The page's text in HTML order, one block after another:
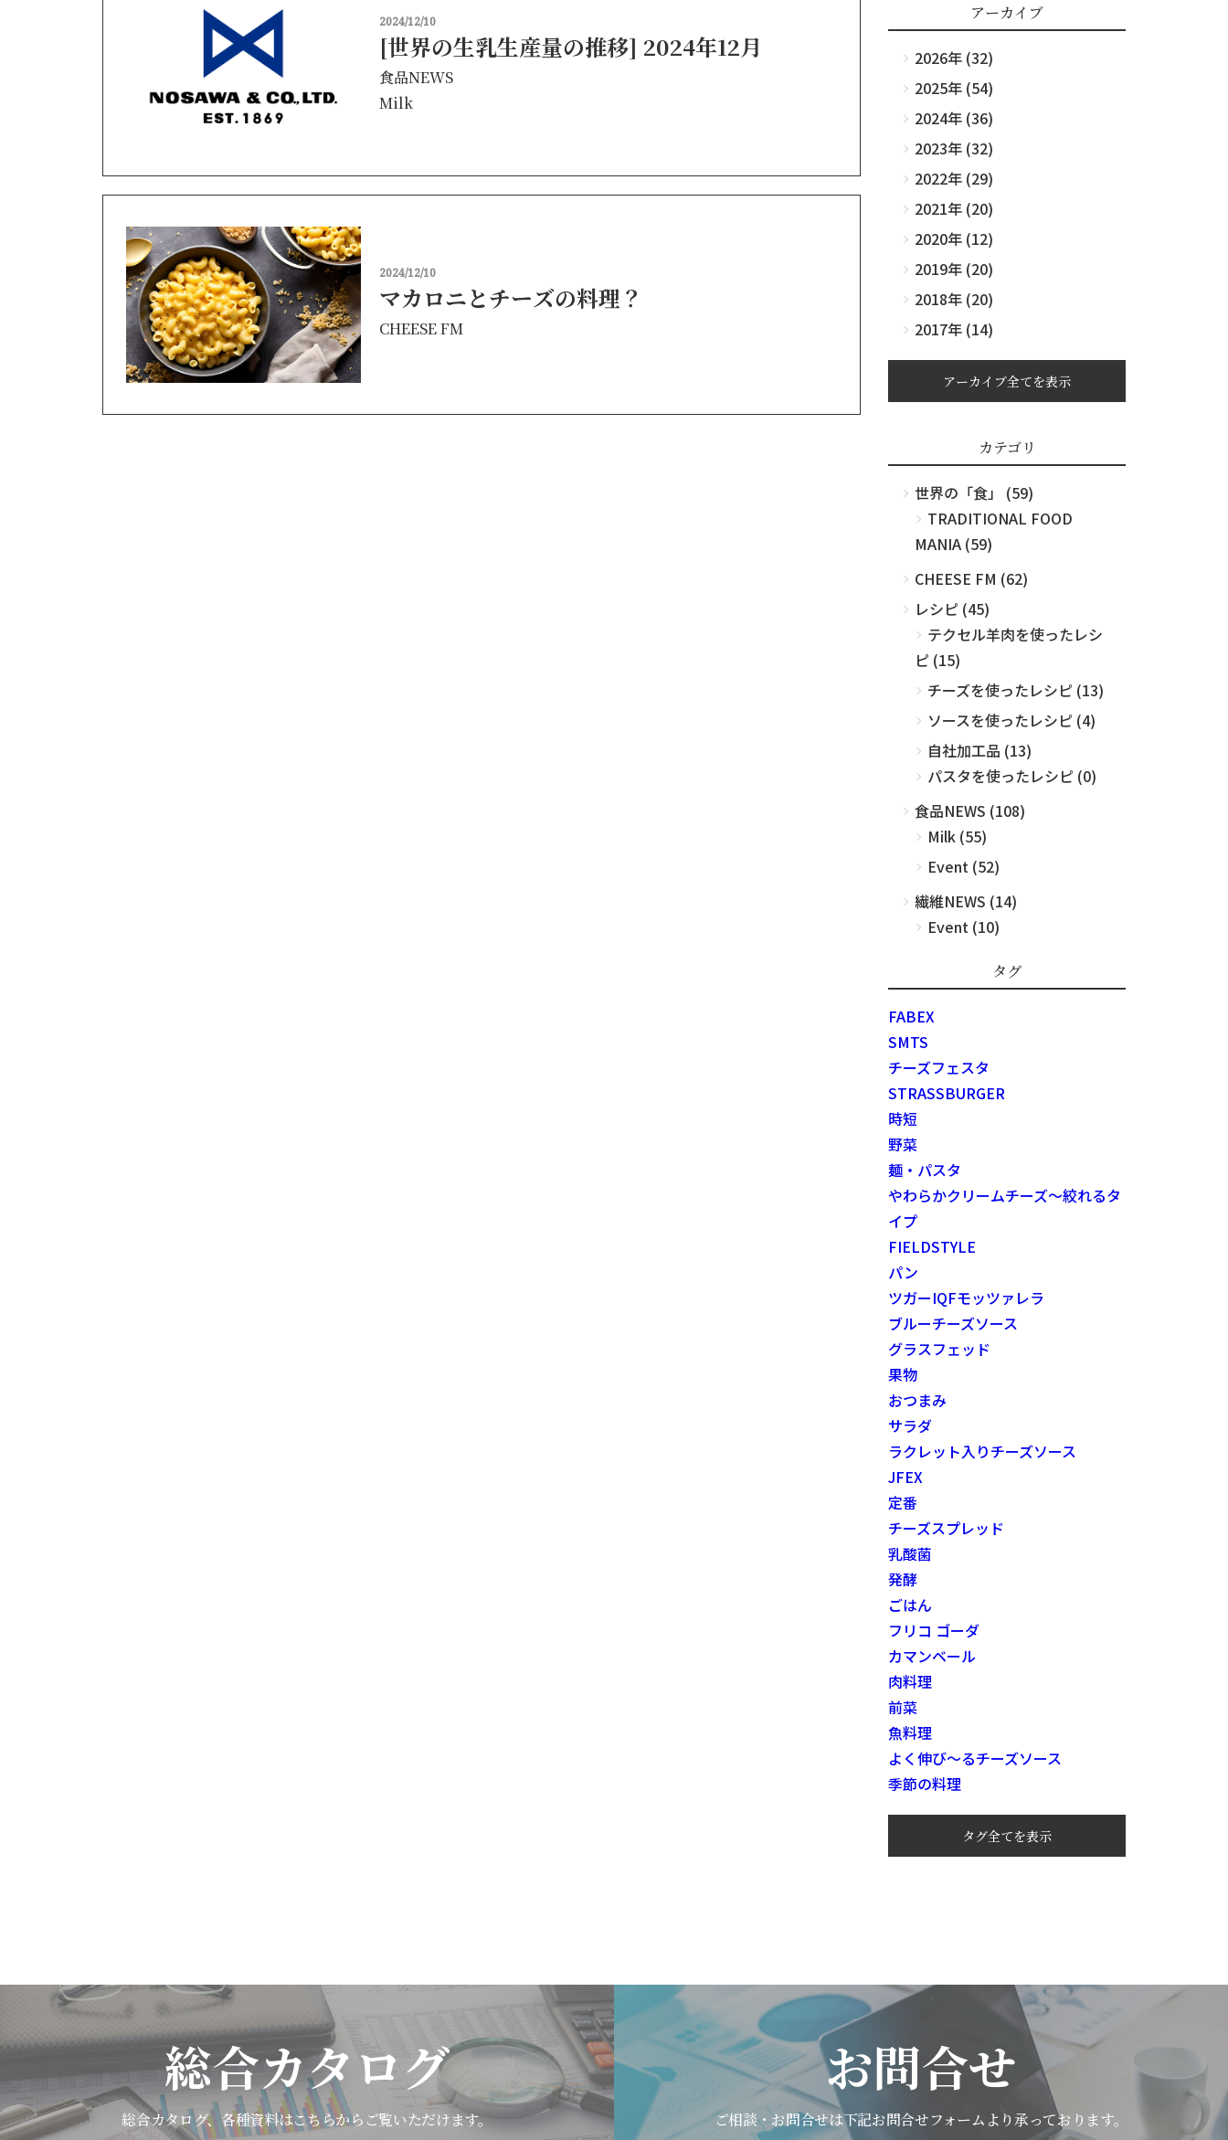
2024/12/10
[世界の生乳生産量の推移] 2024年12月
食品NEWS
Milk
2024/12/10
マカロニとチーズの料理？
CHEESE FM
アーカイブ
2026年 (32)
2025年 (54)
2024年 (36)
2023年 (32)
2022年 (29)
2021年 (20)
2020年 (12)
2019年 (20)
2018年 (20)
2017年 (14)
アーカイブ全てを表示
カテゴリ
世界の「食」 (59)
TRADITIONAL FOOD
MANIA (59)
CHEESE FM (62)
レシピ (45)
テクセル羊肉を使ったレシ
ピ (15)
チーズを使ったレシピ (13)
ソースを使ったレシピ (4)
自社加工品 (13)
パスタを使ったレシピ (0)
食品NEWS (108)
Milk (55)
Event (52)
繊維NEWS (14)
Event (10)
タグ
FABEX
SMTS
チーズフェスタ
STRASSBURGER
時短
野菜
麺・パスタ
やわらかクリームチーズ～絞れるタ
イプ
FIELDSTYLE
パン
ツガーIQFモッツァレラ
ブルーチーズソース
グラスフェッド
果物
おつまみ
サラダ
ラクレット入りチーズソース
JFEX
定番
チーズスプレッド
乳酸菌
発酵
ごはん
フリコ ゴーダ
カマンベール
肉料理
前菜
魚料理
よく伸び～るチーズソース
季節の料理
タグ全てを表示
総合カタログ
総合カタログ、各種資料はこちらからご覧いただけます。
お問合せ
ご相談・お問合せは下記お問合せフォームより承っております。